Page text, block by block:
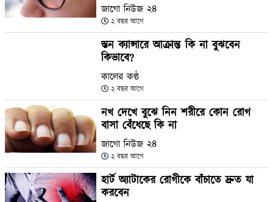
জাগো নিউজ ২৪
২ বছর আগে
স্তন ক্যান্সারে আক্রান্ত কি না বুঝবেন
কিভাবে?
কালের কণ্ঠ
২ বছর আগে
নখ দেখে বুঝে নিন শরীরে কোন রোগ
বাসা বেঁধেছে কি না
জাগো নিউজ ২৪
২ বছর আগে
হার্ট অ্যাটাকের রোগীকে বাঁচাতে দ্রুত যা
করবেন